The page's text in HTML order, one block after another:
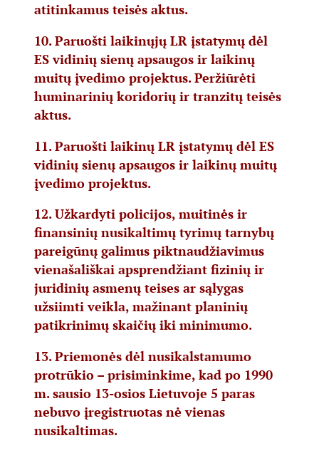
atitinkamus teisės aktus.
10. Paruošti laikinųjų LR įstatymų dėl
ES vidinių sienų apsaugos ir laikinų
muitų įvedimo projektus. Peržiūrėti
huminarinių koridorių ir tranzitų teisės
aktus.
11. Paruošti laikinų LR įstatymų dėl ES
vidinių sienų apsaugos ir laikinų muitų
įvedimo projektus.
12. Užkardyti policijos, muitinės ir
finansinių nusikaltimų tyrimų tarnybų
pareigūnų galimus piktnaudžiavimus
vienašališkai apsprendžiant fizinių ir
juridinių asmenų teises ar sąlygas
užsiimti veikla, mažinant planinių
patikrinimų skaičių iki minimumo.
13. Priemonės dėl nusikalstamumo
protrūkio – prisiminkime, kad po 1990
m. sausio 13-osios Lietuvoje 5 paras
nebuvo įregistruotas nė vienas
nusikaltimas.